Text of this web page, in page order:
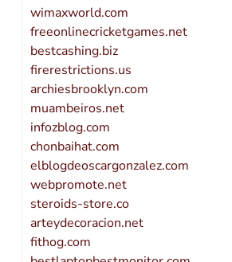
wimaxworld.com
freeonlinecricketgames.net
bestcashing.biz
firerestrictions.us
archiesbrooklyn.com
muambeiros.net
infozblog.com
chonbaihat.com
elblogdeoscargonzalez.com
webpromote.net
steroids-store.co
arteydecoracion.net
fithog.com